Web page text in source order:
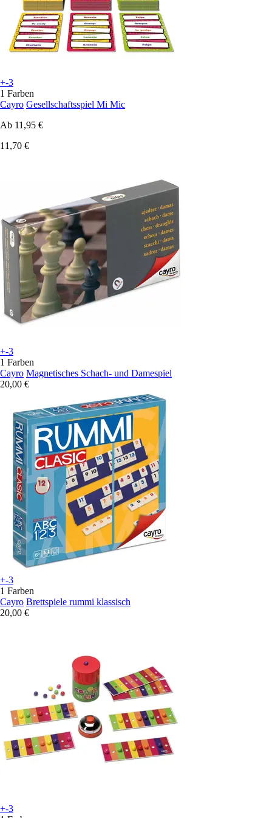
+-3
1 Farben
Cayro Gesellschaftsspiel Mi Mic
Ab 11,95 €
11,70 €
+-3
1 Farben
Cayro Magnetisches Schach- und Damespiel
20,00 €
+-3
1 Farben
Cayro Brettspiele rummi klassisch
20,00 €
+-3